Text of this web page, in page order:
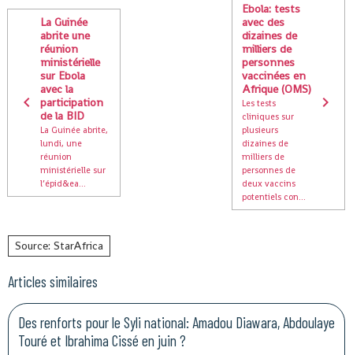
La Guinée
abrite une
réunion
ministérielle
sur Ebola
avec la
participation
de la BID
La Guinée abrite,
lundi, une
réunion
ministérielle sur
l’épid&ea...
Ebola: tests
avec des
dizaines de
milliers de
personnes
vaccinées en
Afrique (OMS)
Les tests
cliniques sur
plusieurs
dizaines de
milliers de
personnes de
deux vaccins
potentiels con...
Source: StarAfrica
Articles similaires
Des renforts pour le Syli national: Amadou Diawara, Abdoulaye
Touré et Ibrahima Cissé en juin ?